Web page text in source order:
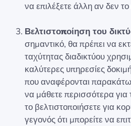
να επιλέξετε άλλη αν δεν το
Βελτιστοποίηση του
σημαντικό, θα πρέπει να
ταχύτητας διαδικτύου
καλύτερες υπηρεσίες
που αναφέρονται
να μάθετε περισσότερα
το βελτιστοποιήσετε για
γεγονός ότι μπορείτε να